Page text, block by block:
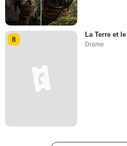
8
La Terre et
Drame